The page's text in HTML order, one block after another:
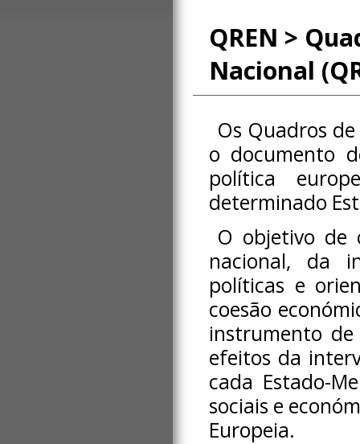
QREN >
Nacional
Os Quadros
o documento
política
determinado
O objetivo de
nacional, da
políticas e
coesão
instrumento
efeitos da
cada Estado-
sociais e
Europeia.